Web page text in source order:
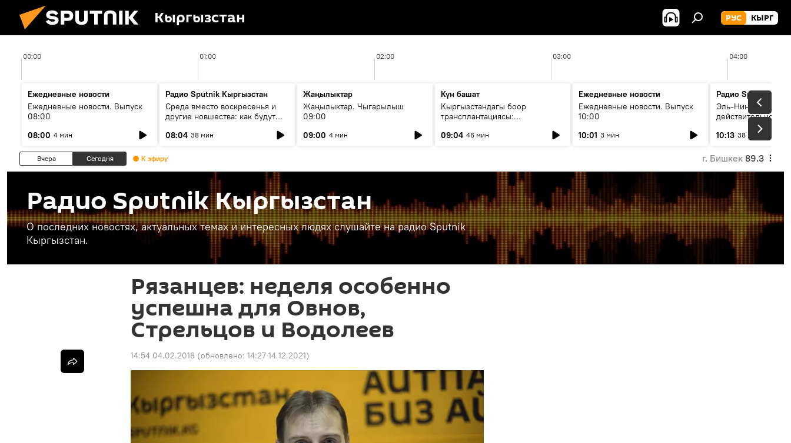
Кыргызстан РУС КЫРГ
00:00 01:00 02:00 03:00 04:00
Ежедневные новости
Ежедневные новости. Выпуск
08:00
08:00 4 мин
Радио Sputnik Кыргызстан
Среда вместо воскресенья и
другие новшества: как будут
08:04 38 мин
Жаңылыктар
Жаңылыктар. Чыгарылыш
09:00
09:00 4 мин
Күн башат
Кыргызстандагы боор
трансплантациясы:
келечеги
09:04 46 мин
Ежедневные новости
Ежедневные новости. Выпуск
10:00
10:01 3 мин
Радио Sputnik
Эль-Ниньо, жара и
действительно
погоду в
10:13 38 мин
Вчера Сегодня К эфиру г. Бишкек 89.3
Радио Sputnik Кыргызстан
О последних новостях, актуальных темах и интересных людях слушайте на радио Sputnik
Кыргызстан.
Рязанцев: неделя особенно
успешна для Овнов,
Стрельцов и Водолеев
14:54 04.02.2018 (обновлено: 14:27 14.12.2021)